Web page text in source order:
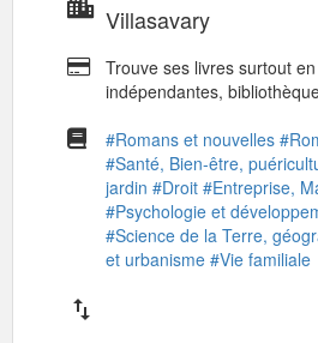
Villasavary
Trouve ses livres surtout
indépendantes,
#Romans et nouvelles
#Santé, Bien-être,
jardin #Droit #Entreprise,
#Psychologie et
#Science de la Terre,
et urbanisme #Vie familiale
import_export